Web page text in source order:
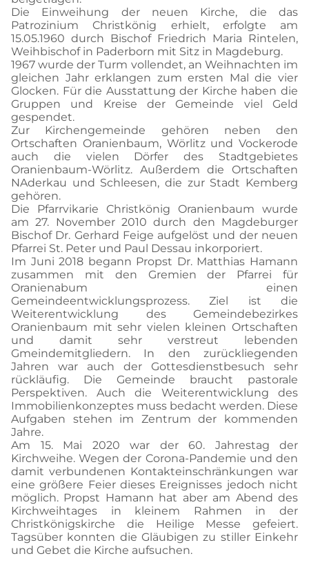
Die Einweihung der neuen Kirche, die das
Patrozinium Christkönig erhielt, erfolgte am
15.05.1960 durch Bischof Friedrich Maria Rintelen,
Weihbischof in Paderborn mit Sitz in Magdeburg.
1967 wurde der Turm vollendet, an Weihnachten im
gleichen Jahr erklangen zum ersten Mal die vier
Glocken. Für die Ausstattung der Kirche haben die
Gruppen und Kreise der Gemeinde viel Geld
gespendet.
Zur Kirchengemeinde gehören neben den
Ortschaften Oranienbaum, Wörlitz und Vockerode
auch die vielen Dörfer des Stadtgebietes
Oranienbaum-Wörlitz. Außerdem die Ortschaften
NAderkau und Schleesen, die zur Stadt Kemberg
gehören.
Die Pfarrvikarie Christkönig Oranienbaum wurde
am 27. November 2010 durch den Magdeburger
Bischof Dr. Gerhard Feige aufgelöst und der neuen
Pfarrei St. Peter und Paul Dessau inkorporiert.
Im Juni 2018 begann Propst Dr. Matthias Hamann
zusammen mit den Gremien der Pfarrei für
Oranienabum einen
Gemeindeentwicklungsprozess. Ziel ist die
Weiterentwicklung des Gemeindebezirkes
Oranienbaum mit sehr vielen kleinen Ortschaften
und damit sehr verstreut lebenden
Gmeindemitgliedern. In den zurückliegenden
Jahren war auch der Gottesdienstbesuch sehr
rückläufig. Die Gemeinde braucht pastorale
Perspektiven. Auch die Weiterentwicklung des
Immobilienkonzeptes muss bedacht werden. Diese
Aufgaben stehen im Zentrum der kommenden
Jahre.
Am 15. Mai 2020 war der 60. Jahrestag der
Kirchweihe. Wegen der Corona-Pandemie und den
damit verbundenen Kontakteinschränkungen war
eine größere Feier dieses Ereignisses jedoch nicht
möglich. Propst Hamann hat aber am Abend des
Kirchweihtages in kleinem Rahmen in der
Christkönigskirche die Heilige Messe gefeiert.
Tagsüber konnten die Gläubigen zu stiller Einkehr
und Gebet die Kirche aufsuchen.